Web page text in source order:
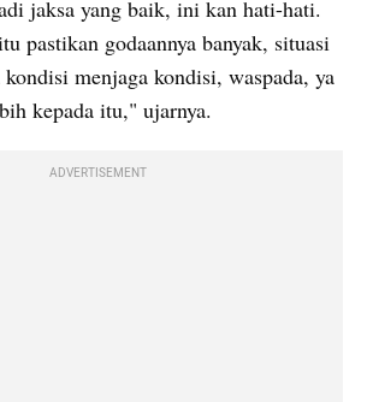
jaksa yang baik, ini kan hati-hati.
pastikan godaannya banyak, situasi
menjaga kondisi, waspada, ya
kepada itu," ujarnya.
ADVERTISEMENT